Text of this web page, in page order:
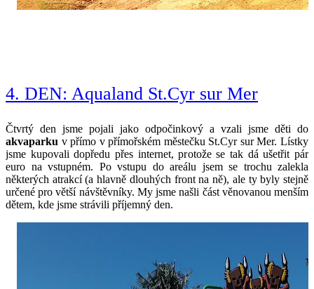
4. DEN: Aqualand St.Cyr sur Mer
akvaparku v přímo v přímořském městečku St.Cyr sur Mer. Lístky
jsme kupovali dopředu přes internet, protože se tak dá ušetřit pár
euro na vstupném. Po vstupu do areálu jsem se trochu zalekla
některých atrakcí (a hlavně dlouhých front na ně), ale ty byly stejně
určené pro větší návštěvníky. My jsme našli část věnovanou menším
dětem, kde jsme strávili příjemný den.